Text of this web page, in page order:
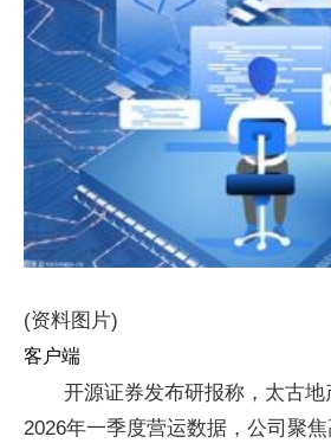
(资料图片)
客户端
开源证券发布研报称，太古地
2026年一季度营运数据，公司聚